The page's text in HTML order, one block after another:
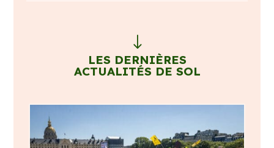
"
LES DERNIÈRES
ACTUALITÉS DE SOL